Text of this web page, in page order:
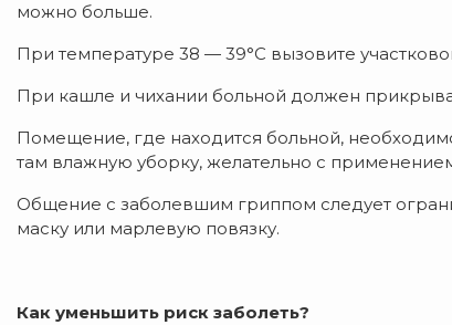
можно больше.
При температуре 38 — 39°С вызовите
При кашле и чихании больной должен
Помещение, где находится больной,
там влажную уборку, желательно с
Общение с заболевшим гриппом следует
маску или марлевую повязку.
Как уменьшить риск заболеть?